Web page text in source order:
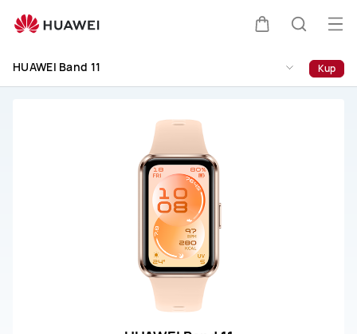
HUAWEI
HUAWEI Band 11 Kup